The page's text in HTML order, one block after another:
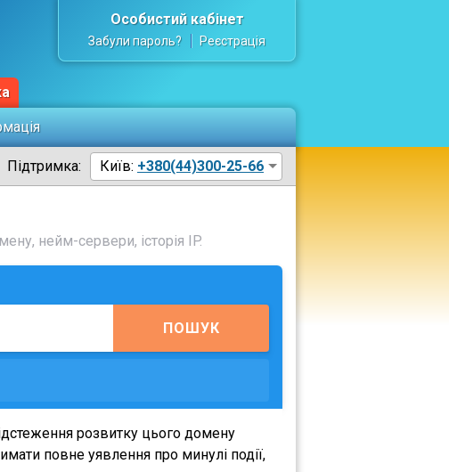
Особистий кабінет
Забули пароль? Реєстрація
Підтримка: Київ: +380(44)300-25-66
нейм-сервери, історія IP.
ПОШУК
розвитку цього домену
повне уявлення про минулі події,